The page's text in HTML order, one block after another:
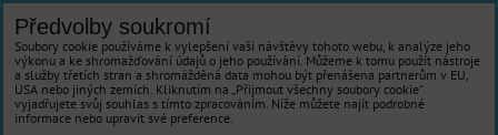
Předvolby soukromí
Soubory cookie používáme k vylepšení vaší návštěvy tohoto webu, k analýze jeho
výkonu a ke shromažďování údajů o jeho používání. Můžeme k tomu použít nástroje
a služby třetích stran a shromážděná data mohou být přenášena partnerům v EU,
USA nebo jiných zemích. Kliknutím na „Přijmout všechny soubory cookie“
vyjadřujete svůj souhlas s tímto zpracováním. Níže můžete najít podrobné
informace nebo upravit své preference.